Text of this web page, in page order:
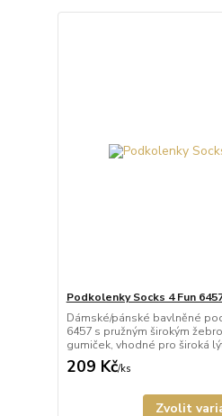
Podkolenky Socks 4 Fun
Dámské/pánské bavlněné
6457 s pružným širokým
gumiček, vhodné pro široká
209 Kč/ks
Zvolit